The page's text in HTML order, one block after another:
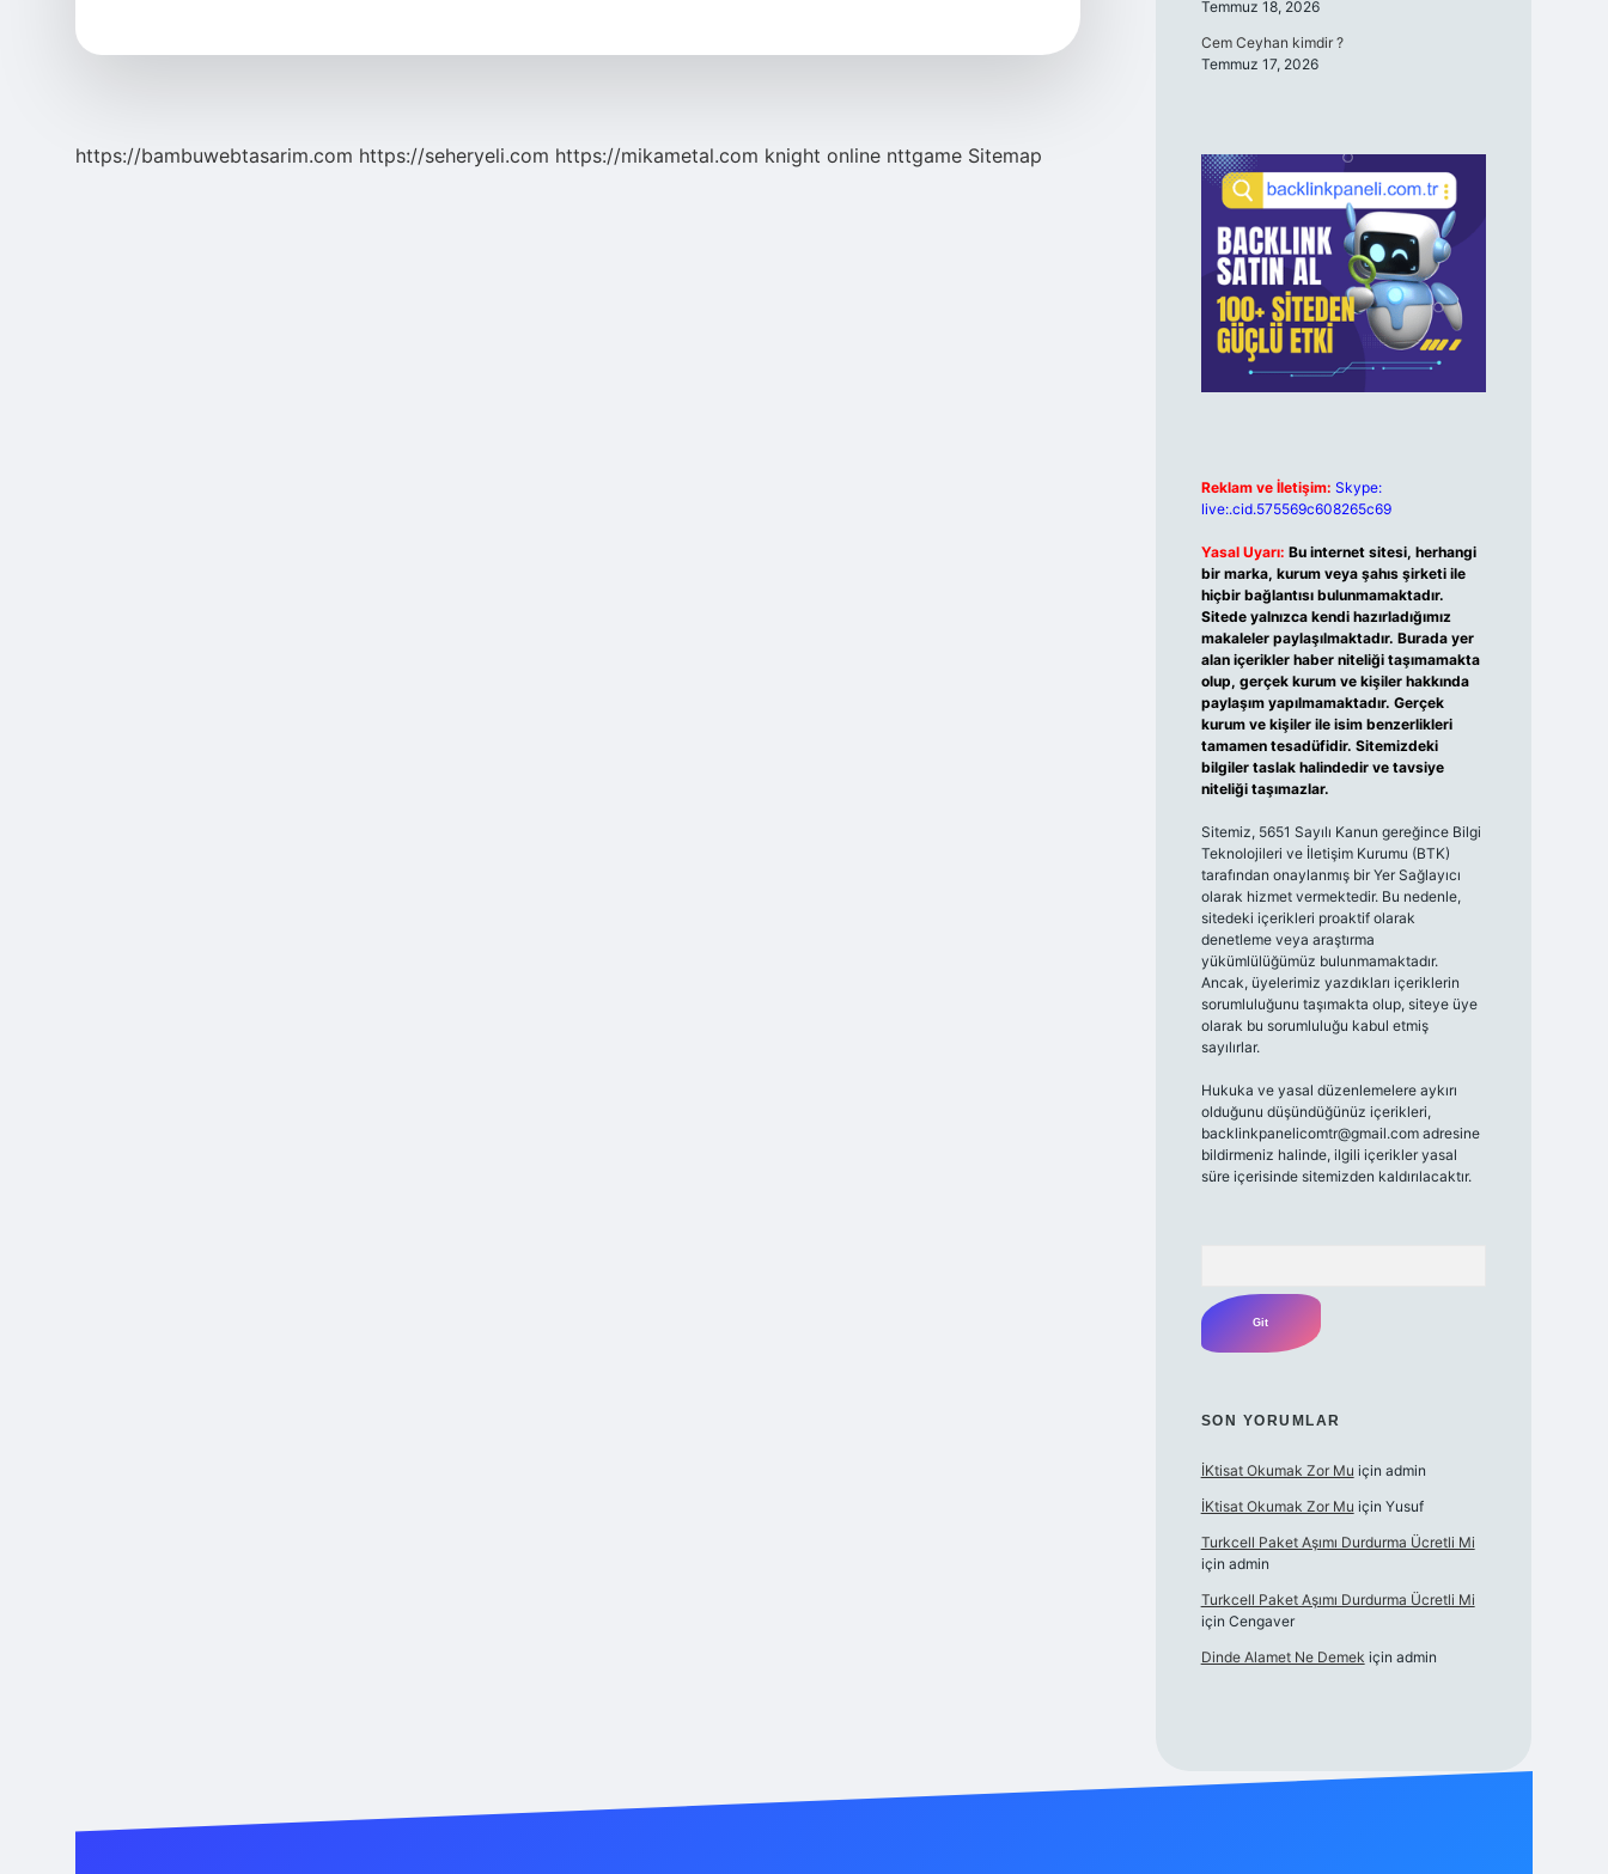
https://bambuwebtasarim.com https://seheryeli.com https://mikametal.com knight online nttgame Sitemap
Temmuz 18, 2026
Cem Ceyhan kimdir ?
Temmuz 17, 2026
Reklam ve İletişim: Skype:
live:.cid.575569c608265c69
Yasal Uyarı: Bu internet sitesi, herhangi
bir marka, kurum veya şahıs şirketi ile
hiçbir bağlantısı bulunmamaktadır.
Sitede yalnızca kendi hazırladığımız
makaleler paylaşılmaktadır. Burada yer
alan içerikler haber niteliği taşımamakta
olup, gerçek kurum ve kişiler hakkında
paylaşım yapılmamaktadır. Gerçek
kurum ve kişiler ile isim benzerlikleri
tamamen tesadüfidir. Sitemizdeki
bilgiler taslak halindedir ve tavsiye
niteliği taşımazlar.
Sitemiz, 5651 Sayılı Kanun gereğince Bilgi
Teknolojileri ve İletişim Kurumu (BTK)
tarafından onaylanmış bir Yer Sağlayıcı
olarak hizmet vermektedir. Bu nedenle,
sitedeki içerikleri proaktif olarak
denetleme veya araştırma
yükümlülüğümüz bulunmamaktadır.
Ancak, üyelerimiz yazdıkları içeriklerin
sorumluluğunu taşımakta olup, siteye üye
olarak bu sorumluluğu kabul etmiş
sayılırlar.
Hukuka ve yasal düzenlemelere aykırı
olduğunu düşündüğünüz içerikleri,
backlinkpanelicomtr@gmail.comadresine
bildirmeniz halinde, ilgili içerikler yasal
süre içerisinde sitemizden kaldırılacaktır.
SON YORUMLAR
İKtisat Okumak Zor Mu için admin
İKtisat Okumak Zor Mu için Yusuf
Turkcell Paket Aşımı Durdurma Ücretli Mi
için admin
Turkcell Paket Aşımı Durdurma Ücretli Mi
için Cengaver
Dinde Alamet Ne Demek için admin